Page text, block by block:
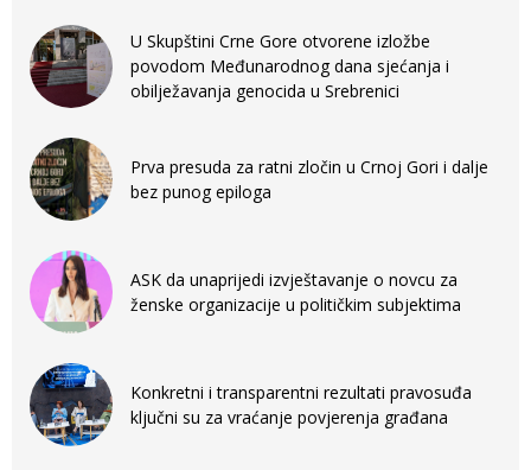
U Skupštini Crne Gore otvorene izložbe
povodom Međunarodnog dana sjećanja i
obilježavanja genocida u Srebrenici
Prva presuda za ratni zločin u Crnoj Gori i dalje
bez punog epiloga
ASK da unaprijedi izvještavanje o novcu za
ženske organizacije u političkim subjektima
Konkretni i transparentni rezultati pravosuđa
ključni su za vraćanje povjerenja građana